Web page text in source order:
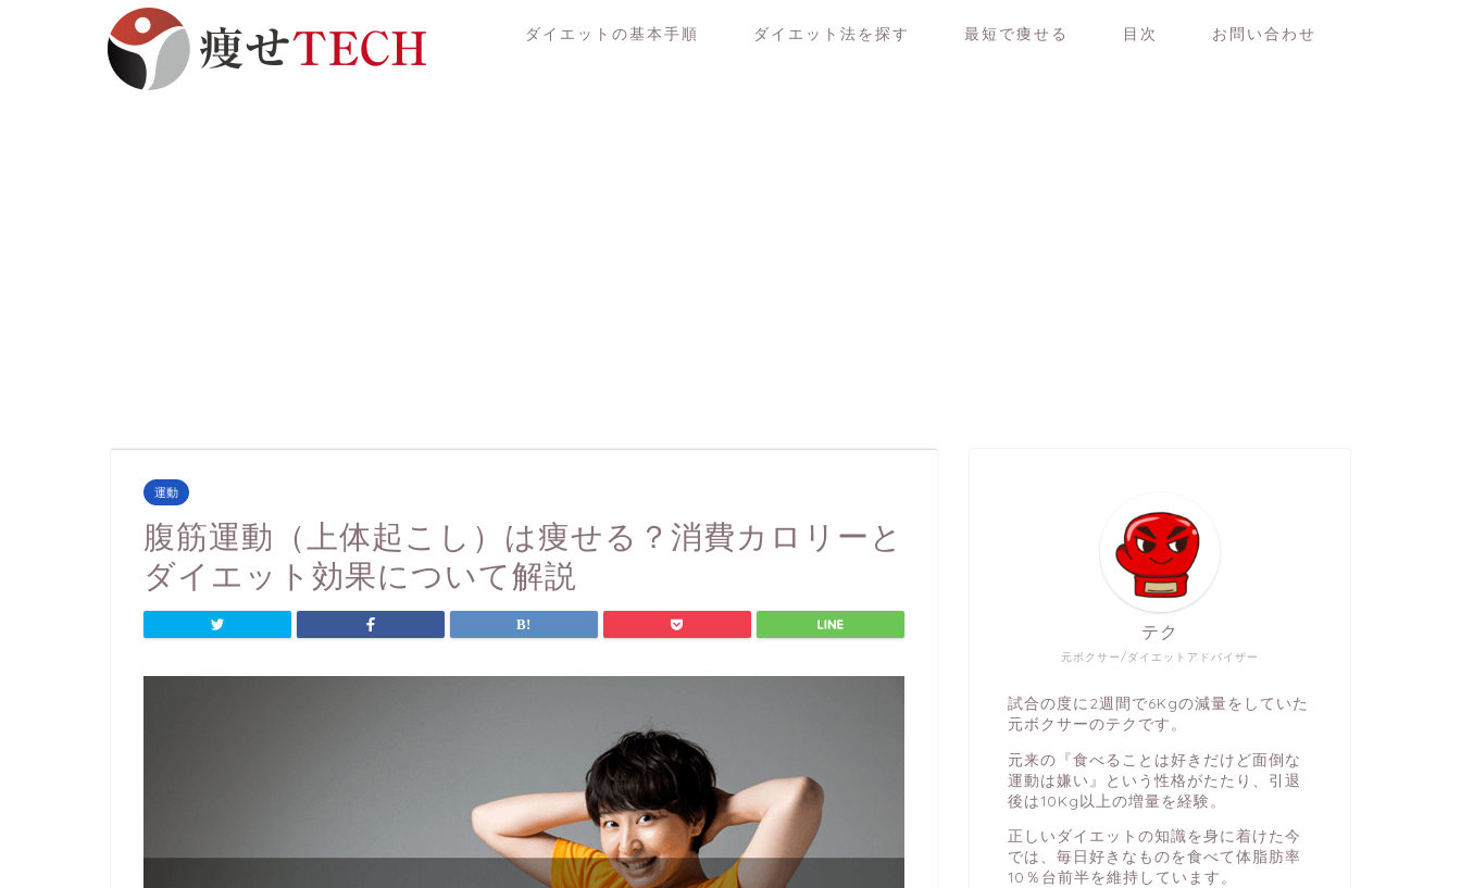
ダイエットの基本手順 ダイエット法を探す 最短で痩せる 目次 お問い合わせ
運動
腹筋運動（上体起こし）は痩せる？消費カロリーと
ダイエット効果について解説
元ボクサー/ダイエットアドバイザー
テク
試合の度に2週間で6Kgの減量をしていた
元ボクサーのテクです。
元来の『食べることは好きだけど面倒な
運動は嫌い』という性格がたたり、引退
後は10Kg以上の増量を経験。
正しいダイエットの知識を身に着けた今
では、毎日好きなものを食べて体脂肪率
10％台前半を維持しています。